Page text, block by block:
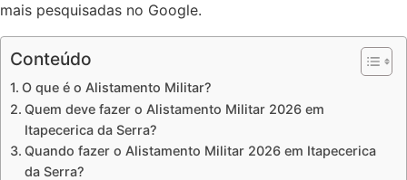
mais pesquisadas no Google.
Conteúdo
O que é o Alistamento Militar?
Quem deve fazer o Alistamento Militar 2026 em
Itapecerica da Serra?
Quando fazer o Alistamento Militar 2026 em Itapecerica
da Serra?